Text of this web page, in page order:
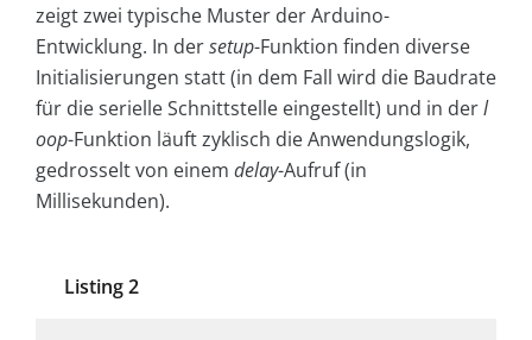
zeigt zwei typische Muster der Arduino-
Entwicklung. In dersetup-Funktion finden diverse
Initialisierungen statt (in dem Fall wird die Baudrate
für die serielle Schnittstelle eingestellt) und in derl
oop-Funktion läuft zyklisch die Anwendungslogik,
gedrosselt von einem delay-Aufruf (in
Millisekunden).
Listing 2